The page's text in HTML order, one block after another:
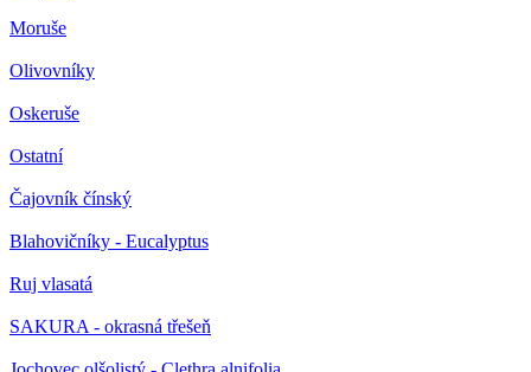
Moruše
Olivovníky
Oskeruše
Ostatní
Čajovník čínský
Blahovičníky - Eucalyptus
Ruj vlasatá
SAKURA - okrasná třešeň